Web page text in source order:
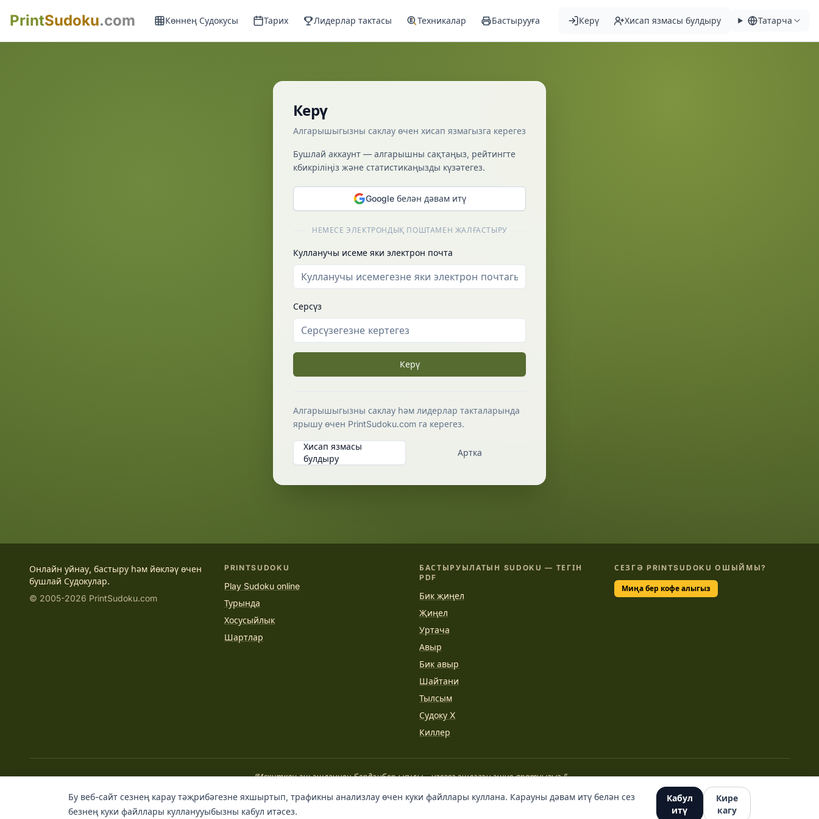
Бу веб-сайт сезнең карау тәҗрибәгезне яхшыртып, трафикны анализлау өчен куки файллары куллана. Карауны дәвам итү белән сез
безнең куки файллары кулланууыбызны кабул итәсез.
Кабул
итү
Кире
кагу
PrintSudoku.com Көннең Судокусы Тарих Лидерлар тактасы Техникалар Бастырууға Керү Хисап язмасы булдыру Татарча
Керү
Алгарышыгызны саклау өчен хисап язмагызга керегез
Бушлай аккаунт — алгарышны сақтаңыз, рейтингте
кбикріліңіз және статистикаңызды күзәтегез.
Google белән дәвам итү
НЕМЕСЕ ЭЛЕКТРОНДЫҚ ПОШТАМЕН ЖАЛҒАСТЫРУ
Кулланучы исеме яки электрон почта
Серсүз
Керү
Алгарышыгызны саклау һәм лидерлар такталарында
ярышу өчен PrintSudoku.com га керегез.
Хисап язмасы
булдыру
Артка
Онлайн уйнау, бастыру һәм йөкләү өчен
бушлай Судокулар.
© 2005-2026 PrintSudoku.com
PRINTSUDOKU
Play Sudoku online
Турында
Хосусыйлык
Шартлар
БАСТЫРУЫЛАТЫН SUDOKU — ТЕГІН
PDF
Бик җиңел
Җиңел
Уртача
Авыр
Бик авыр
Шайтани
Тылсым
Судоку X
Киллер
СЕЗГӘ PRINTSUDOKU ОШЫЙМЫ?
Миңа бер кофе алыгыз
“Искиткеч эш эшләүнең бердәнбер ысулы - үзегез эшләгән эшне яратуыгыз.”
СТИВ ДЖОБС